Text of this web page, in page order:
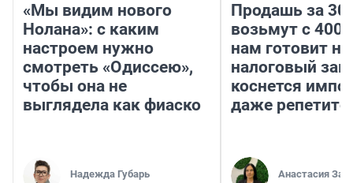
«Мы видим нового
Нолана»: с каким
настроем нужно
смотреть «Одиссею»,
чтобы она не
выглядела как фиаско
Надежда Губарь
Продашь за
возьмут с
нам готовит
налоговый
коснется
даже
Анастасия